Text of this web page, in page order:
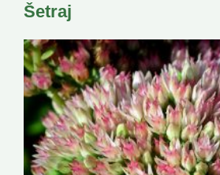
Šetraj